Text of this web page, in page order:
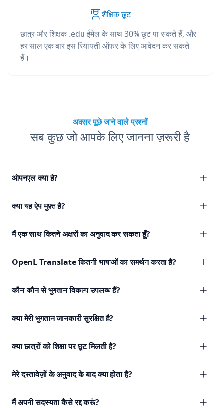
शैक्षिक छूट
छात्र और शिक्षक .edu ईमेल के साथ 30% छूट पा सकते हैं, और
हर साल एक बार इस रियायती ऑफर के लिए आवेदन कर सकते
हैं।
अक्सर पूछे जाने वाले प्रश्नों
सब कुछ जो आपके लिए जानना ज़रूरी है
ओपनएल क्या है?
क्या यह ऐप मुफ़्त है?
मैं एक साथ कितने अक्षरों का अनुवाद कर सकता हूँ?
OpenL Translate कितनी भाषाओं का समर्थन करता है?
कौन-कौन से भुगतान विकल्प उपलब्ध हैं?
क्या मेरी भुगतान जानकारी सुरक्षित है?
क्या छात्रों को शिक्षा पर छूट मिलती है?
मेरे दस्तावेज़ों के अनुवाद के बाद क्या होता है?
मैं अपनी सदस्यता कैसे रद्द करूं?